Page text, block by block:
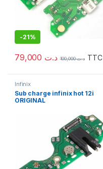
-21%
د.ت د.ت100,000 TTC
Infinix
Sub charge infinix hot 12i
ORIGINAL